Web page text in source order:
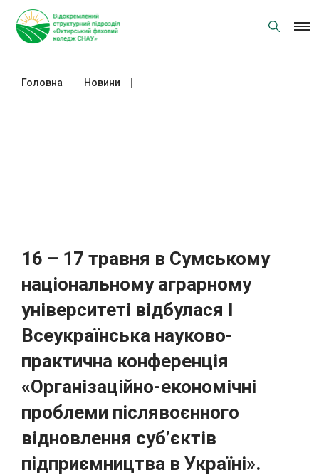
content
Головна Новини
16 – 17 травня в Сумському
національному аграрному
університеті відбулася І
Всеукраїнська науково-
практична конференція
«Організаційно-економічні
проблеми післявоєнного
відновлення суб’єктів
підприємництва в Україні».